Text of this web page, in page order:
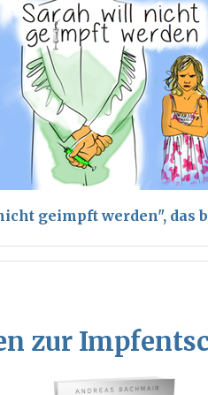
geimpft werden", das
zur